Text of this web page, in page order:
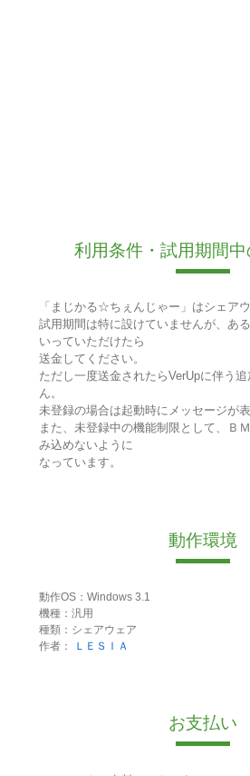
利用条件・試用期間
「まじかる☆ちぇんじゃー」はシェアウ
試用期間は特に設けていませんが、あ
いっていただけたら
送金してください。
ただし一度送金されたらVerUpに伴う
ん。
未登録の場合は起動時にメッセージが
また、未登録中の機能制限として、Ｂ
み込めないように
なっています。
動作環境
動作OS：Windows 3.1
機種：汎用
種類：シェアウェア
作者：
ＬＥＳＩＡ
お支払い